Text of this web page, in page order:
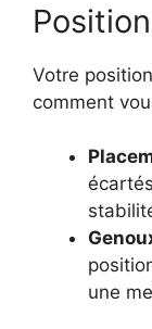
Votre
comment
une